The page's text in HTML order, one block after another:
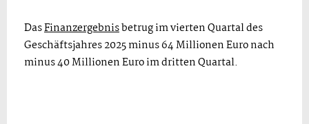
DasFinanzergebnisbetrug im vierten Quartal des
Geschäftsjahres 2025 minus 64 Millionen Euro nach
minus 40 Millionen Euro im dritten Quartal.